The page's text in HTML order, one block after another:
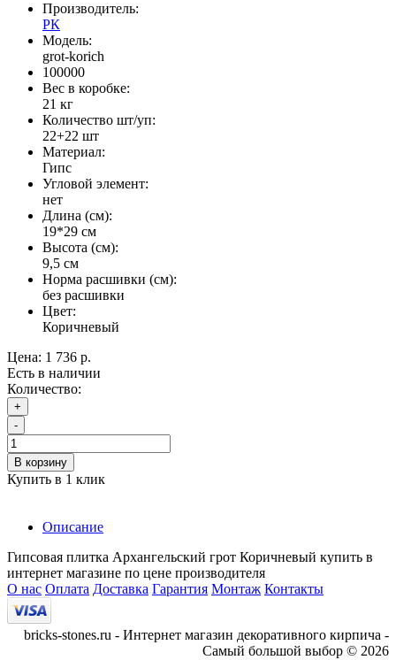
Производитель:
РК
Модель:
grot-korich
100000
Вес в коробке:
21 кг
Количество шт/уп:
22+22 шт
Материал:
Гипс
Угловой элемент:
нет
Длина (см):
19*29 см
Высота (см):
9,5 см
Норма расшивки (см):
без расшивки
Цвет:
Коричневый
Цена: 1 736 р.
Есть в наличии
Количество:
+
-
В корзину
Купить в 1 клик
Описание
Гипсовая плитка Архангельский грот Коричневый купить в
интернет магазине по цене производителя
О нас Оплата Доставка Гарантия Монтаж Контакты
bricks-stones.ru - Интернет магазин декоративного кирпича -
Самый большой выбор © 2026